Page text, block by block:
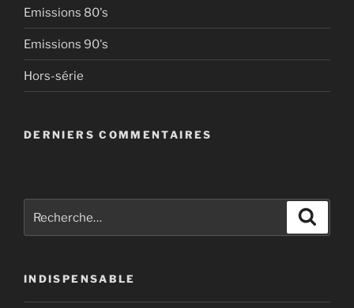
Emissions 80's
Emissions 90's
Hors-série
DERNIERS COMMENTAIRES
pour
INDISPENSABLE